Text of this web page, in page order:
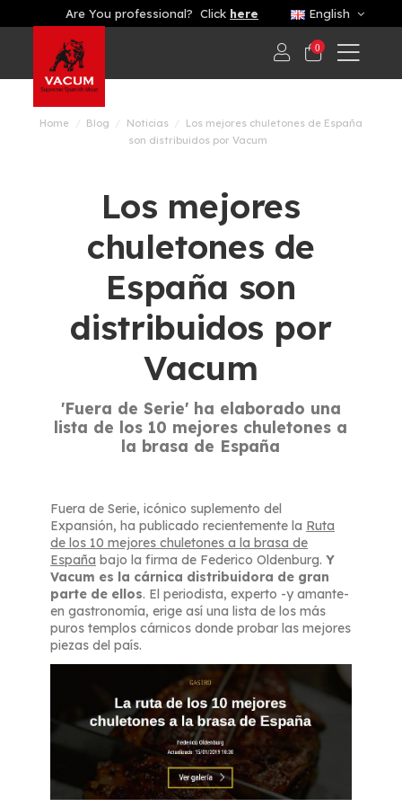
Are You professional? Click here English
0
Home Blog Noticias
Los mejores chuletones de España
son distribuidos por Vacum
Los mejores
chuletones de
España son
distribuidos por
Vacum
'Fuera de Serie' ha elaborado una
lista de los 10 mejores chuletones a
la brasa de España
Fuera de Serie, icónico suplemento del
Expansión, ha publicado recientemente la Ruta
de los 10 mejores chuletones a la brasa de
España bajo la firma de Federico Oldenburg.Y
Vacum es la cárnica distribuidora de gran
parte de ellos. El periodista, experto -y amante-
en gastronomía, erige así una lista de los más
puros templos cárnicos donde probar las mejores
piezas del país.